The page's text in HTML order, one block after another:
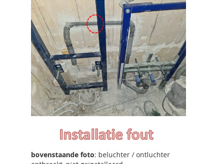
bovenstaande foto: beluchter / ontluchter